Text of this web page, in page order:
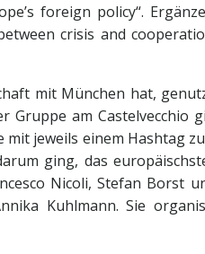
foreign policy“.
crisis and
mit München hat,
am Castelvecchio
jeweils einem Hashtag
ging, das
Nicoli, Stefan Borst
Kuhlmann. Sie